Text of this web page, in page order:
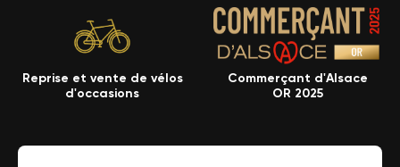
Reprise et vente de vélos
d'occasions
Commerçant d'Alsace
OR 2025